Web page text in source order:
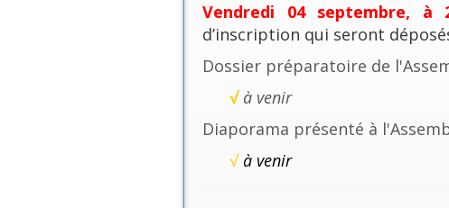
Vendredi 04 septembre, à
d’inscription qui seront
Dossier préparatoire de
√ à venir
Diaporama présenté à
√à venir